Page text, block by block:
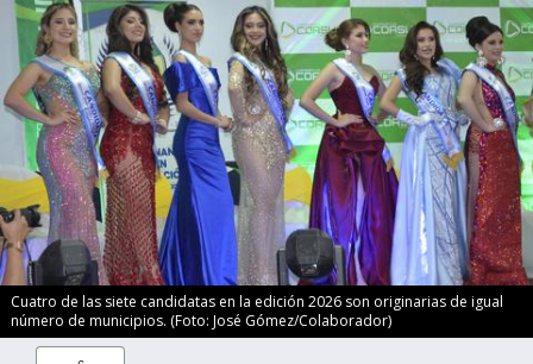
Cuatro de las siete candidatas en la edición 2026 son originarias de igual
número de municipios. (Foto: José Gómez/Colaborador)